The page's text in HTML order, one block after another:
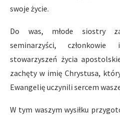
swoje życie.
Do was, młode siostry
seminarzyści,
stowarzyszeń życia
zachęty w imię Chrystusa,
Ewangelię uczynili sercem
W tym waszym wysiłku